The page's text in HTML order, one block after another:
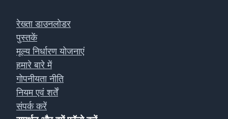
रेख्ता डाउनलोडर
पुस्तकें
मूल्य निर्धारण योजनाएं
हमारे बारे में
गोपनीयता नीति
नियम एवं शर्तें
संपर्क करें